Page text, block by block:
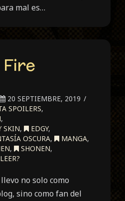
mal es…
Fire
20 SEPTIEMBRE, 2019
SPOILERS,
,
SKIN, EDGY,
OSCURA, MANGA,
, SHONEN,
no solo como
sino como fan del